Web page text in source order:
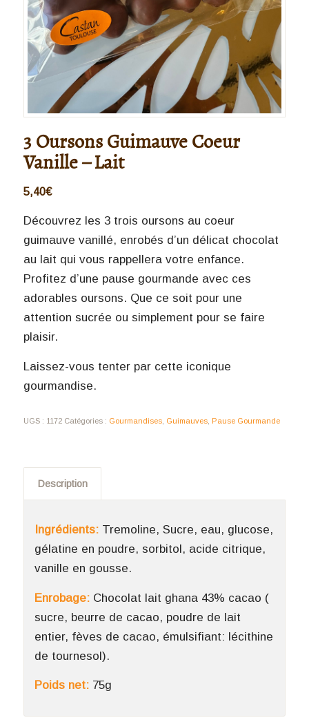
3 Oursons Guimauve Coeur
Vanille – Lait
5,40€
Découvrez les 3 trois oursons au coeur
guimauve vanillé, enrobés d’un délicat chocolat
au lait qui vous rappellera votre enfance.
Profitez d’une pause gourmande avec ces
adorables oursons. Que ce soit pour une
attention sucrée ou simplement pour se faire
plaisir.
Laissez-vous tenter par cette iconique
gourmandise.
UGS : 1172 Catégories : Gourmandises, Guimauves, Pause Gourmande
Description
Ingrédients: Tremoline, Sucre, eau, glucose,
gélatine en poudre, sorbitol, acide citrique,
vanille en gousse.
Enrobage:Chocolat lait ghana 43% cacao (
sucre, beurre de cacao, poudre de lait
entier, fèves de cacao, émulsifiant: lécithine
de tournesol).
Poids net:75g